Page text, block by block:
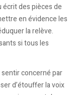
écrit des pièces de
en évidence les
la relève.
si tous les
concerné par
d’étouffer la voix